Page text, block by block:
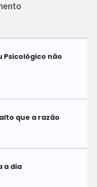
Psicológico não
que a razão
a dia